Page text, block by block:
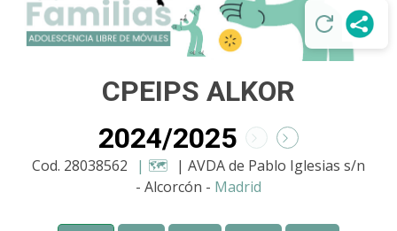
CPEIPS ALKOR
2024/2025
Cod. 28038562 | 🗺️ | AVDA de Pablo Iglesias s/n
- Alcorcón - Madrid